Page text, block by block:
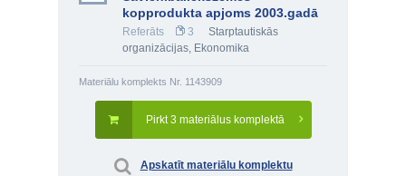
kopprodukta apjoms 2003.gadā
Referāts 3
Starptautiskās
organizācijas, Ekonomika
Materiālu komplekts Nr. 1143909
Pirkt 3 materiālus komplektā
Apskatīt materiālu komplektu